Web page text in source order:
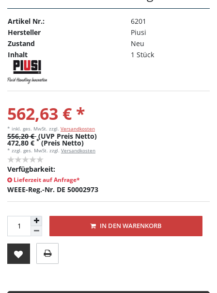
Artikel Nr.:
6201
Hersteller
Piusi
Zustand
Neu
Inhalt
1 Stück
562,63 € *
* inkl. ges. MwSt. zzgl. Versandkosten
556,20 € (UVP Preis Netto)
472,80 € * (Preis Netto)
* zzgl. ges. MwSt. zzgl. Versandkosten
Verfügbarkeit:
Lieferzeit auf Anfrage*
WEEE-Reg.-Nr. DE 50002973
IN DEN WARENKORB